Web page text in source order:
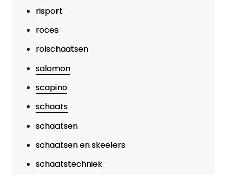
risport
roces
rolschaatsen
salomon
scapino
schaats
schaatsen
schaatsen en skeelers
schaatstechniek